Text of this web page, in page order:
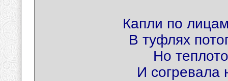
Капли по
В туфлях
Но
И согревала